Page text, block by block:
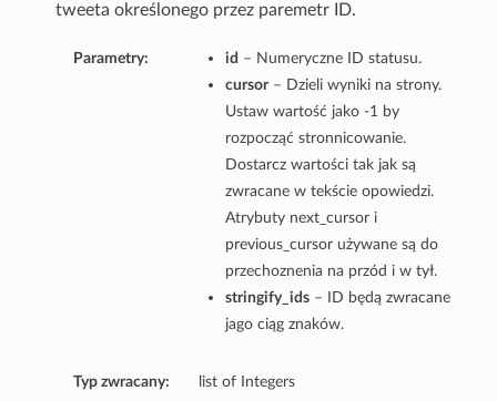
tweeta określonego przez paremetr ID.
Parametry: id – Numeryczne ID statusu.
cursor– Dzieli wyniki na strony.
Ustaw wartość jako -1 by
rozpocząć stronnicowanie.
Dostarcz wartości tak jak są
zwracane w tekście opowiedzi.
Atrybuty next_cursor i
previous_cursor używane są do
przechoznenia na przód i w tył.
stringify_ids– ID będą zwracane
jago ciąg znaków.
Typ zwracany: list of Integers